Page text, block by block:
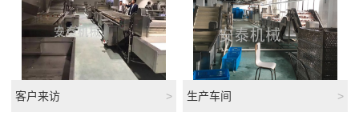
客户来访 > 生产车间 >